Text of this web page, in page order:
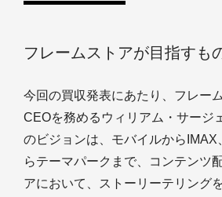
フレームストアが目指すも
今回の買収発表にあたり、フレー
CEOを務めるウィリアム・サージ
のビジョンは、モバイルからIMAX
らテーマパークまで、コンテンツ
アにおいて、ストーリーテリング